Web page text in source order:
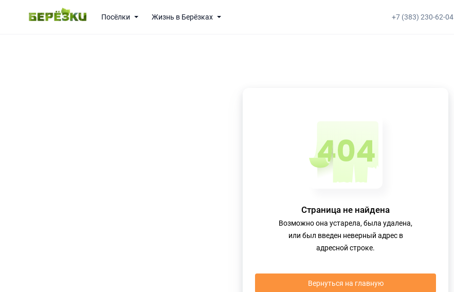
Посёлки Жизнь в Берёзках +7 (383) 230-62-04
Страница не найдена
Возможно она устарела, была удалена,
или был введен неверный адрес в
адресной строке.
Вернуться на главную